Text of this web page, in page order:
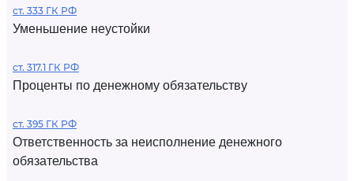
ст. 333 ГК РФ
Уменьшение неустойки
ст. 317.1 ГК РФ
Проценты по денежному обязательству
ст. 395 ГК РФ
Ответственность за неисполнение денежного
обязательства